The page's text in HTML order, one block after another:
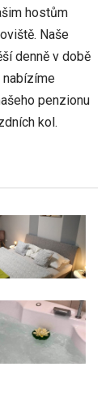
hostům
Naše
denně v době
nabízíme
penzionu
kol.